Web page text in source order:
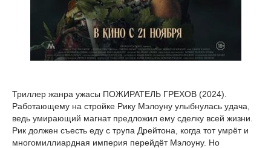
Триллер жанра ужасы ПОЖИРАТЕЛЬ ГРЕХОВ (2024).
Работающему на стройке Рику Мэлоуну улыбнулась удача,
ведь умирающий магнат предложил ему сделку всей жизни.
Рик должен съесть еду с трупа Дрейтона, когда тот умрёт и
многомиллиардная империя перейдёт Мэлоуну. Но